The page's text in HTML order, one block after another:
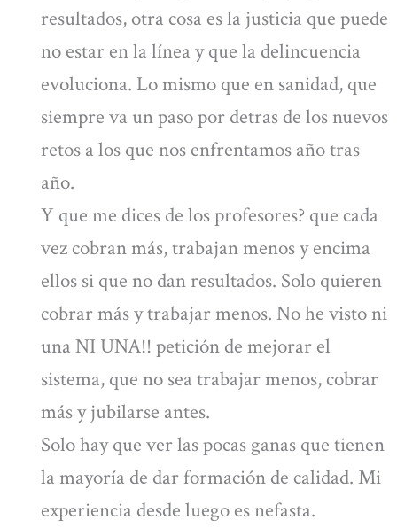
resultados, otra cosa es la justicia que puede
no estar en la línea y que la delincuencia
evoluciona. Lo mismo que en sanidad, que
siempre va un paso por detras de los nuevos
retos a los que nos enfrentamos año tras
año.
Y que me dices de los profesores? que cada
vez cobran más, trabajan menos y encima
ellos si que no dan resultados. Solo quieren
cobrar más y trabajar menos. No he visto ni
una NI UNA!! petición de mejorar el
sistema, que no sea trabajar menos, cobrar
más y jubilarse antes.
Solo hay que ver las pocas ganas que tienen
la mayoría de dar formación de calidad. Mi
experiencia desde luego es nefasta.